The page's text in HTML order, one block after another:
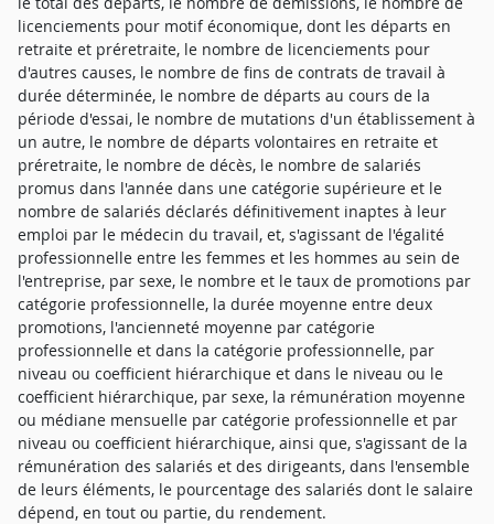
licenciements pour motif économique, dont les départs en
retraite et préretraite, le nombre de licenciements pour
d'autres causes, le nombre de fins de contrats de travail à
durée déterminée, le nombre de départs au cours de la
période d'essai, le nombre de mutations d'un établissement à
un autre, le nombre de départs volontaires en retraite et
préretraite, le nombre de décès, le nombre de salariés
promus dans l'année dans une catégorie supérieure et le
nombre de salariés déclarés définitivement inaptes à leur
emploi par le médecin du travail, et, s'agissant de l'égalité
professionnelle entre les femmes et les hommes au sein de
l'entreprise, par sexe, le nombre et le taux de promotions par
catégorie professionnelle, la durée moyenne entre deux
promotions, l'ancienneté moyenne par catégorie
professionnelle et dans la catégorie professionnelle, par
niveau ou coefficient hiérarchique et dans le niveau ou le
coefficient hiérarchique, par sexe, la rémunération moyenne
ou médiane mensuelle par catégorie professionnelle et par
niveau ou coefficient hiérarchique, ainsi que, s'agissant de la
rémunération des salariés et des dirigeants, dans l'ensemble
de leurs éléments, le pourcentage des salariés dont le salaire
dépend, en tout ou partie, du rendement.